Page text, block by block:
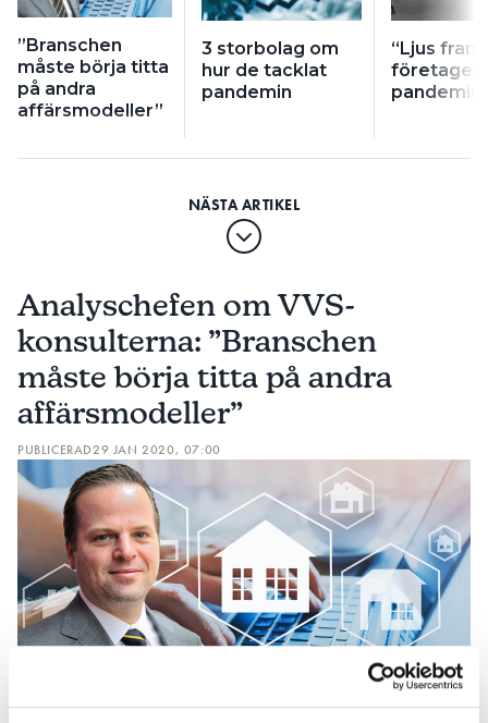
”Branschen
måste börja titta
på andra
affärsmodeller”
3 storbolag om
hur de tacklat
pandemin
“Ljus
Analyschefen om VVS-
konsulterna: ”Branschen
måste börja titta på andra
affärsmodeller”
PUBLICERAD29 JAN 2020, 07:00